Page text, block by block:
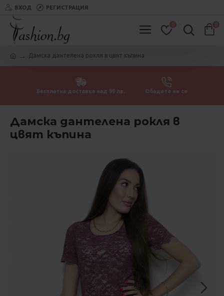
ВХОД РЕГИСТРАЦИЯ
0 0
Дамска дантелена рокля в цвят къпина
Безплатна доставка над 99 лв. Обадете ни се
Дамска дантелена рокля в
цвят къпина